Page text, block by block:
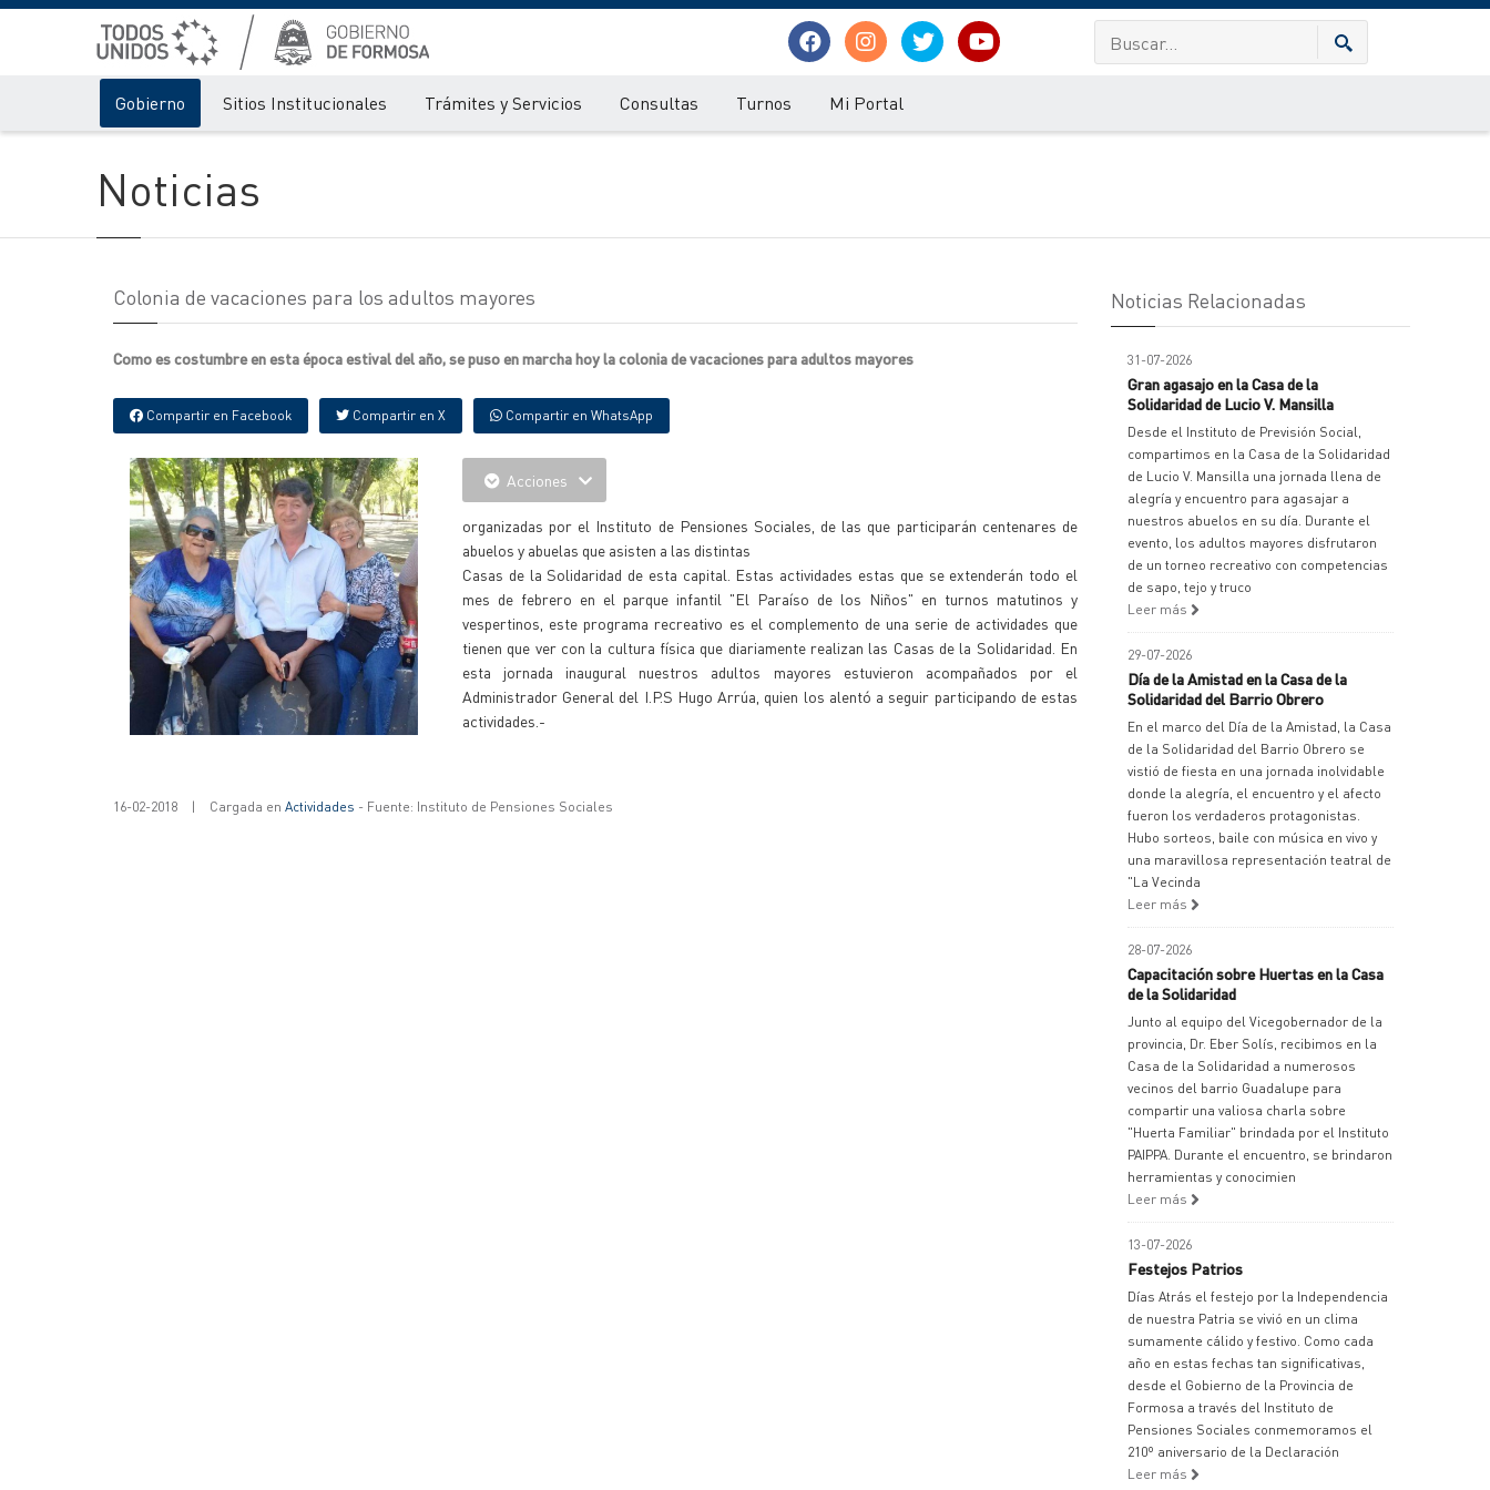
Gobierno Sitios Institucionales Trámites y Servicios Consultas Turnos Mi Portal
Noticias
Colonia de vacaciones para los adultos mayores
Como es costumbre en esta época estival del año, se puso en marcha hoy la colonia de vacaciones para adultos mayores
Compartir en Facebook Compartir en X Compartir en WhatsApp
Acciones
organizadas por el Instituto de Pensiones Sociales, de las que participarán centenares de
abuelos y abuelas que asisten a las distintas
Casas de la Solidaridad de esta capital. Estas actividades estas que se extenderán todo el
mes de febrero en el parque infantil "El Paraíso de los Niños" en turnos matutinos y
vespertinos, este programa recreativo es el complemento de una serie de actividades que
tienen que ver con la cultura física que diariamente realizan las Casas de la Solidaridad. En
esta jornada inaugural nuestros adultos mayores estuvieron acompañados por el
Administrador General del I.P.S Hugo Arrúa, quien los alentó a seguir participando de estas
actividades.-
16-02-2018 | Cargada en Actividades - Fuente: Instituto de Pensiones Sociales
Noticias Relacionadas
31-07-2026
Gran agasajo en la Casa de la
Solidaridad de Lucio V. Mansilla
Desde el Instituto de Previsión Social,
compartimos en la Casa de la Solidaridad
de Lucio V. Mansilla una jornada llena de
alegría y encuentro para agasajar a
nuestros abuelos en su día. Durante el
evento, los adultos mayores disfrutaron
de un torneo recreativo con competencias
de sapo, tejo y truco
Leer más
29-07-2026
Día de la Amistad en la Casa de la
Solidaridad del Barrio Obrero
En el marco del Día de la Amistad, la Casa
de la Solidaridad del Barrio Obrero se
vistió de fiesta en una jornada inolvidable
donde la alegría, el encuentro y el afecto
fueron los verdaderos protagonistas.
Hubo sorteos, baile con música en vivo y
una maravillosa representación teatral de
"La Vecinda
Leer más
28-07-2026
Capacitación sobre Huertas en la Casa
de la Solidaridad
Junto al equipo del Vicegobernador de la
provincia, Dr. Eber Solís, recibimos en la
Casa de la Solidaridad a numerosos
vecinos del barrio Guadalupe para
compartir una valiosa charla sobre
"Huerta Familiar" brindada por el Instituto
PAIPPA. Durante el encuentro, se brindaron
herramientas y conocimien
Leer más
13-07-2026
Festejos Patrios
Días Atrás el festejo por la Independencia
de nuestra Patria se vivió en un clima
sumamente cálido y festivo. Como cada
año en estas fechas tan significativas,
desde el Gobierno de la Provincia de
Formosa a través del Instituto de
Pensiones Sociales conmemoramos el
210º aniversario de la Declaración
Leer más